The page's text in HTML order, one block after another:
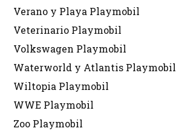
Verano y Playa Playmobil
Veterinario Playmobil
Volkswagen Playmobil
Waterworld y Atlantis Playmobil
Wiltopia Playmobil
WWE Playmobil
Zoo Playmobil